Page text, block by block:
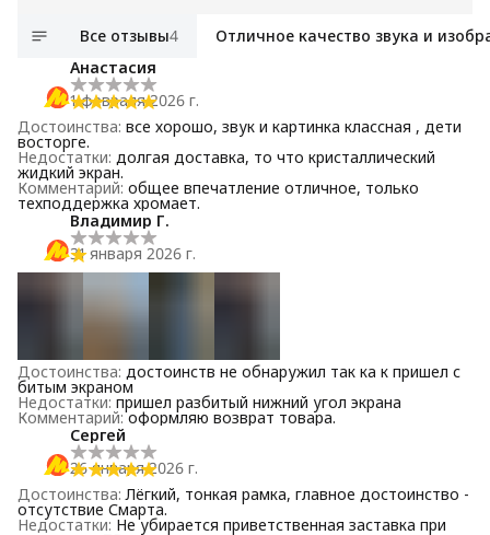
Все отзывы4
Отличное качество звука и
Анастасия
1 февраля 2026 г.
Достоинства: все хорошо, звук и картинка классная , дети
восторге.
Недостатки: долгая доставка, то что кристаллический
жидкий экран.
Комментарий: общее впечатление отличное, только
техподдержка хромает.
Владимир Г.
31 января 2026 г.
Достоинства: достоинств не обнаружил так ка к пришел с
битым экраном
Недостатки: пришел разбитый нижний угол экрана
Комментарий: оформляю возврат товара.
Сергей
26 января 2026 г.
Достоинства: Лёгкий, тонкая рамка, главное достоинство -
отсутствие Смарта.
Недостатки: Не убирается приветственная заставка при